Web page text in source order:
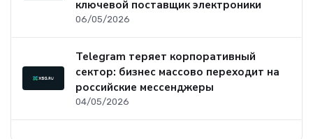
ключевой поставщик электроники
06/05/2026
Telegram теряет корпоративный
сектор: бизнес массово переходит на
российские мессенджеры
04/05/2026